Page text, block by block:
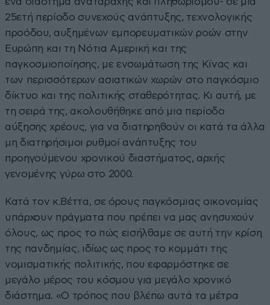
25ετή περίοδο συνεχούς ανάπτυξης, τεχνολογικής
προόδου, αυξημένων εμπορευματικών ροών στην
Ευρώπη και τη Νότια Αμερική και της
παγκοσμιοποίησης, με ενσωμάτωση της Κίνας και
των περισσότερων ασιατικών χωρών στο παγκόσμιο
δίκτυο και της πολιτικής σταθερότητας. Κι αυτή, με
τη σειρά της, ακολουθήθηκε από μια περίοδο
αύξησης χρέους, για να διατηρηθούν οι κατά τα άλλα
μη διατηρήσιμοι ρυθμοί ανάπτυξης του
προηγούμενου χρονικού διαστήματος, αρχής
γενομένης γύρω στο 2000.
Κατά τον κ.Βέττα, σε όρους παγκόσμιας οικονομίας
υπάρχουν πράγματα που πρέπει να μας ανησυχούν
όλους, ως προς το πώς εισήλθαμε σε αυτή την κρίση
της πανδημίας, ιδίως ως προς το κομμάτι της
νομισματικής πολιτικής, που εφαρμόστηκε σε
μεγάλο μέρος του κόσμου για μεγάλο χρονικό
διάστημα. «Ο τρόπος που βλέπω αυτά τα μέτρα